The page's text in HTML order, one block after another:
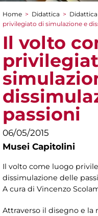
Tu sei qui
Home > Didattica >
privilegiato di simulazione e
Il volto
passioni
06/05/2015
Musei Capitolini
Il volto come luogo
dissimulazione delle
A cura di Vincenzo
Attraverso il disegno e la